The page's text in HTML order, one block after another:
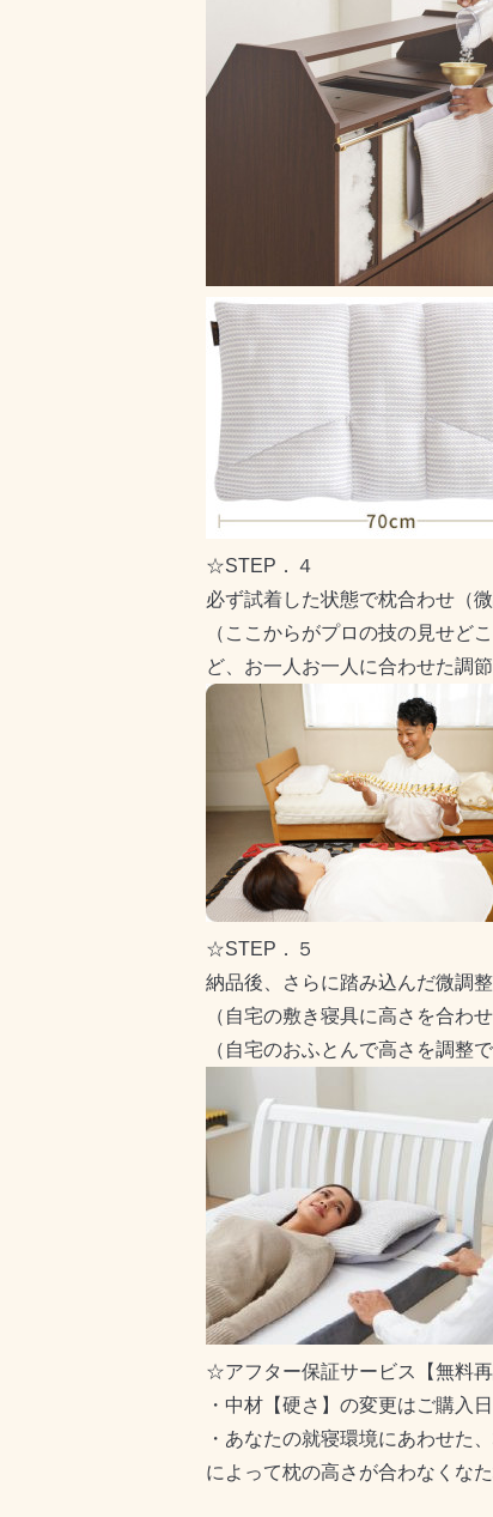
☆STEP．４
必ず試着した状態で枕合わせ（
（ここからがプロの技の見せど
ど、お一人お一人に合わせた調
☆STEP．５
納品後、さらに踏み込んだ微調整
（自宅の敷き寝具に高さを合わ
（自宅のおふとんで高さを調整
☆アフター保証サービス【無料再
・中材【硬さ】の変更はご購入
・あなたの就寝環境にあわせ
によって枕の高さが合わなくな